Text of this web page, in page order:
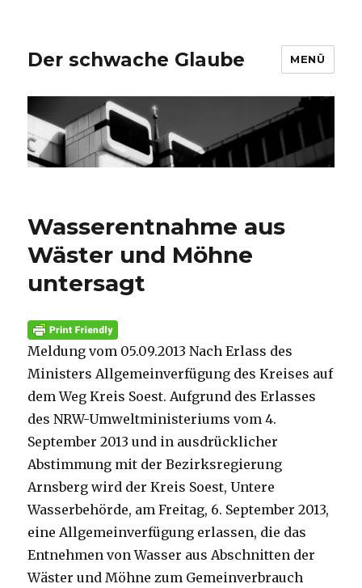
Der schwache Glaube MENÜ
Wasserentnahme aus
Wäster und Möhne
untersagt
Meldung vom 05.09.2013 Nach Erlass des
MinistersAllgemeinverfügung des Kreises auf
dem Weg Kreis Soest. Aufgrund des Erlasses
desNRW-Umweltministeriums vom 4.
September 2013 und in ausdrücklicher
Abstimmung mit der Bezirksregierung
Arnsberg wird der Kreis Soest, Untere
Wasserbehörde, am Freitag, 6. September 2013,
eine Allgemeinverfügung erlassen, die das
Entnehmen von Wasser aus Abschnitten der
Wäster und Möhne zum Gemeinverbrauch